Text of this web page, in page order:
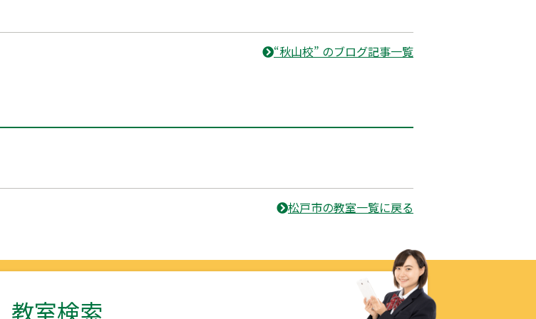
“秋山校” のブログ記事一覧
松戸市の教室一覧に戻る
教室検索